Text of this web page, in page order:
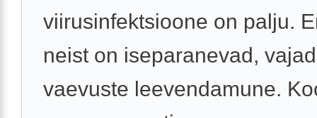
viirusinfektsioone on palju.
neist on iseparanevad,
vaevuste leevendamune.